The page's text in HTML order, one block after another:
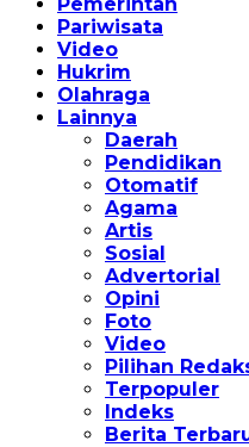
Pariwisata
Video
Hukrim
Olahraga
Lainnya
Daerah
Pendidikan
Otomatif
Agama
Artis
Sosial
Advertorial
Opini
Foto
Video
Pilihan
Terpopuler
Indeks
Berita